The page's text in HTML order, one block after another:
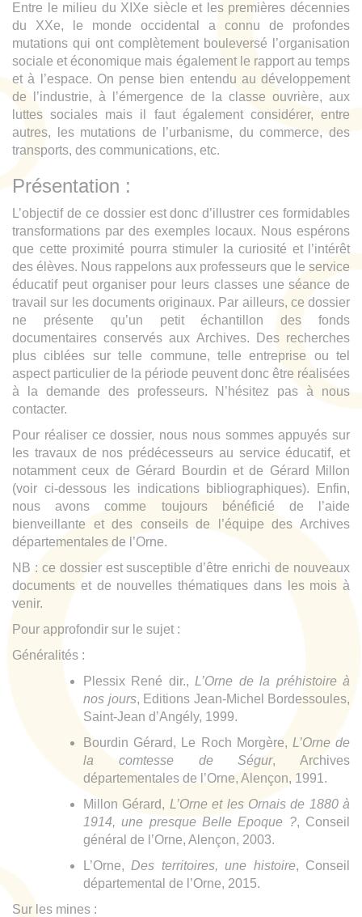
Entre le milieu du XIXe siècle et les premières décennies
du XXe, le monde occidental a connu de profondes
mutations qui ont complètement bouleversé l’organisation
sociale et économique mais également le rapport au temps
et à l’espace. On pense bien entendu au développement
de l’industrie, à l’émergence de la classe ouvrière, aux
luttes sociales mais il faut également considérer, entre
autres, les mutations de l’urbanisme, du commerce, des
transports, des communications, etc.
Présentation :
L’objectif de ce dossier est donc d’illustrer ces formidables
transformations par des exemples locaux. Nous espérons
que cette proximité pourra stimuler la curiosité et l’intérêt
des élèves. Nous rappelons aux professeurs que le service
éducatif peut organiser pour leurs classes une séance de
travail sur les documents originaux. Par ailleurs, ce dossier
ne présente qu’un petit échantillon des fonds
documentaires conservés aux Archives. Des recherches
plus ciblées sur telle commune, telle entreprise ou tel
aspect particulier de la période peuvent donc être réalisées
à la demande des professeurs. N’hésitez pas à nous
contacter.
Pour réaliser ce dossier, nous nous sommes appuyés sur
les travaux de nos prédécesseurs au service éducatif, et
notamment ceux de Gérard Bourdin et de Gérard Millon
(voir ci-dessous les indications bibliographiques). Enfin,
nous avons comme toujours bénéficié de l’aide
bienveillante et des conseils de l’équipe des Archives
départementales de l’Orne.
NB : ce dossier est susceptible d’être enrichi de nouveaux
documents et de nouvelles thématiques dans les mois à
venir.
Pour approfondir sur le sujet :
Généralités :
Plessix René dir.,L’Orne de la préhistoire à
nos jours, Editions Jean-Michel Bordessoules,
Saint-Jean d’Angély, 1999.
Bourdin Gérard, Le Roch Morgère, L’Orne de
la comtesse de Ségur, Archives
départementales de l’Orne, Alençon, 1991.
Millon Gérard, L’Orne et les Ornais de 1880 à
1914, une presque Belle Epoque ?, Conseil
général de l’Orne, Alençon, 2003.
L’Orne,Des territoires, une histoire, Conseil
départemental de l’Orne, 2015.
Sur les mines :